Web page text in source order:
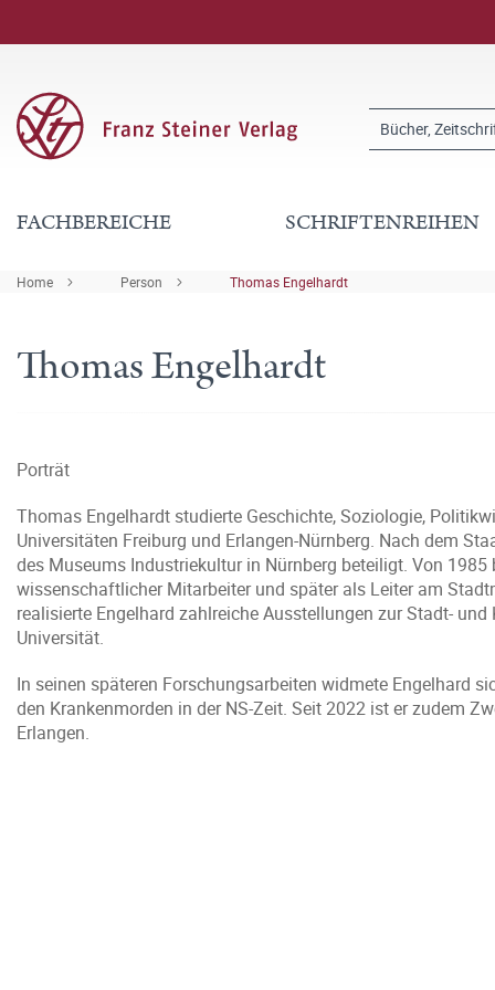
FACHBEREICHE SCHRIFTENREIHEN
Home Person Thomas Engelhardt
Thomas Engelhardt
Porträt
Thomas Engelhardt studierte Geschichte, Soziologie,
Universitäten Freiburg und Erlangen-Nürnberg. Nach dem
des Museums Industriekultur in Nürnberg beteiligt. Von
wissenschaftlicher Mitarbeiter und später als Leiter am
realisierte Engelhard zahlreiche Ausstellungen zur Stadt-
Universität.
In seinen späteren Forschungsarbeiten widmete Engelhard
den Krankenmorden in der NS-Zeit. Seit 2022 ist er zudem
Erlangen.